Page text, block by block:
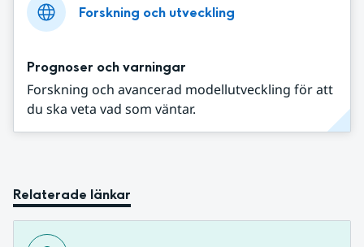
Forskning och utveckling
Prognoser och varningar
Forskning och avancerad modellutveckling för att
du ska veta vad som väntar.
Relaterade länkar